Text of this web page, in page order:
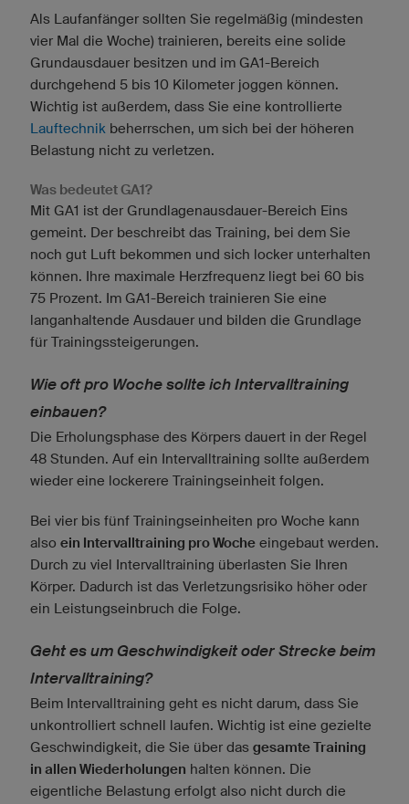
Als Laufanfänger sollten Sie regelmäßig (mindesten
vier Mal die Woche) trainieren, bereits eine solide
Grundausdauer besitzen und im GA1-Bereich
durchgehend 5 bis 10 Kilometer joggen können.
Wichtig ist außerdem, dass Sie eine kontrollierte
Lauftechnik beherrschen, um sich bei der höheren
Belastung nicht zu verletzen.
Was bedeutet GA1?
Mit GA1 ist der Grundlagenausdauer-Bereich Eins
gemeint. Der beschreibt das Training, bei dem Sie
noch gut Luft bekommen und sich locker unterhalten
können. Ihre maximale Herzfrequenz liegt bei 60 bis
75 Prozent. Im GA1-Bereich trainieren Sie eine
langanhaltende Ausdauer und bilden die Grundlage
für Trainingssteigerungen.
Wie oft pro Woche sollte ich Intervalltraining
einbauen?
Die Erholungsphase des Körpers dauert in der Regel
48 Stunden. Auf ein Intervalltraining sollte außerdem
wieder eine lockerere Trainingseinheit folgen.
Bei vier bis fünf Trainingseinheiten pro Woche kann
also ein Intervalltraining pro Woche eingebaut werden.
Durch zu viel Intervalltraining überlasten Sie Ihren
Körper. Dadurch ist das Verletzungsrisiko höher oder
ein Leistungseinbruch die Folge.
Geht es um Geschwindigkeit oder Strecke beim
Intervalltraining?
Beim Intervalltraining geht es nicht darum, dass Sie
unkontrolliert schnell laufen. Wichtig ist eine gezielte
Geschwindigkeit, die Sie über das gesamte Training
in allen Wiederholungen halten können. Die
eigentliche Belastung erfolgt also nicht durch die